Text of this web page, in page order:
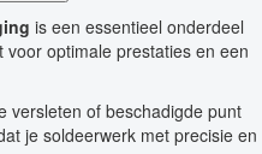
is een essentieel onderdeel
optimale prestaties en een
versleten of beschadigde punt
je soldeerwerk met precisie en